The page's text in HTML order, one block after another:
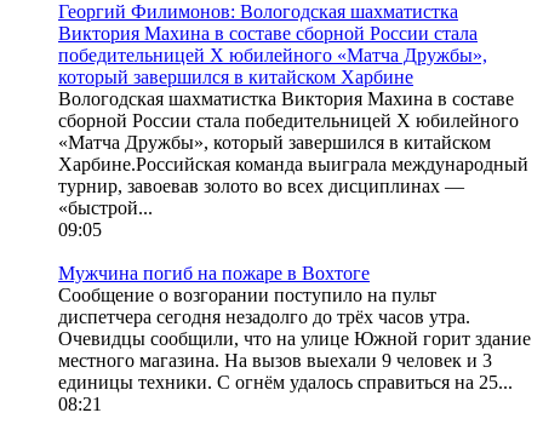
Георгий Филимонов: Вологодская шахматистка
Виктория Махина в составе сборной России стала
победительницей X юбилейного «Матча Дружбы»,
который завершился в китайском Харбине
Вологодская шахматистка Виктория Махина в составе
сборной России стала победительницей X юбилейного
«Матча Дружбы», который завершился в китайском
Харбине.Российская команда выиграла международный
турнир, завоевав золото во всех дисциплинах —
«быстрой...
09:05
Мужчина погиб на пожаре в Вохтоге
Сообщение о возгорании поступило на пульт
диспетчера сегодня незадолго до трёх часов утра.
Очевидцы сообщили, что на улице Южной горит здание
местного магазина. На вызов выехали 9 человек и 3
единицы техники. С огнём удалось справиться на 25...
08:21